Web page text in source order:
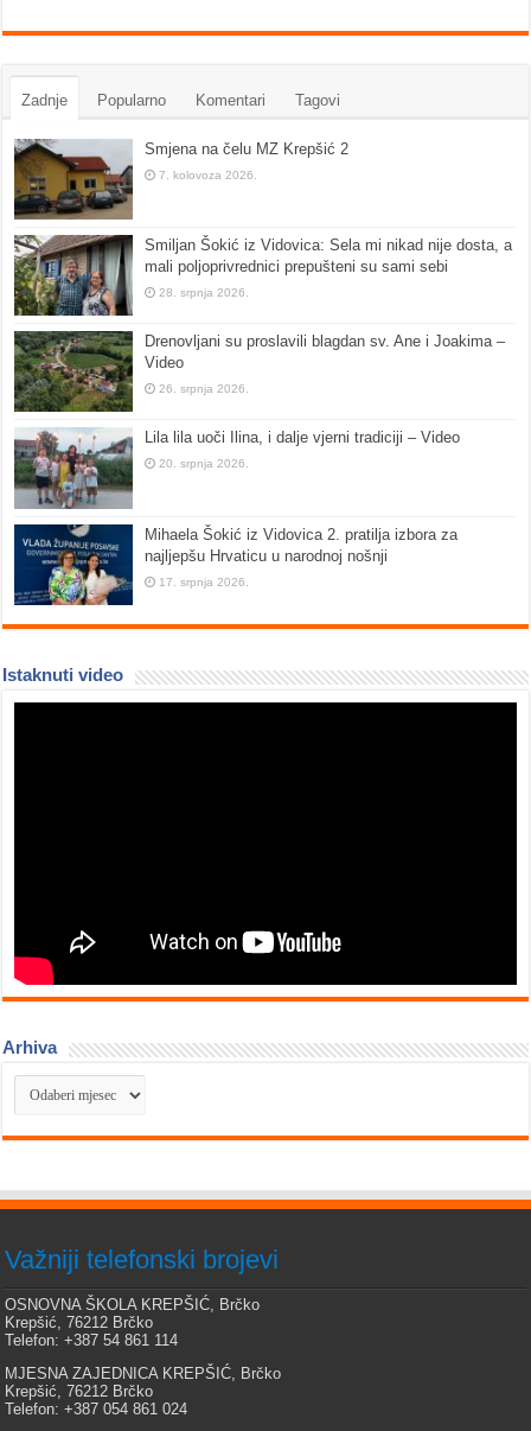
Zadnje Popularno Komentari Tagovi
Smjena na čelu MZ Krepšić 2
7. kolovoza 2026.
Smiljan Šokić iz Vidovica: Sela mi nikad nije dosta, a
mali poljoprivrednici prepušteni su sami sebi
28. srpnja 2026.
Drenovljani su proslavili blagdan sv. Ane i Joakima –
Video
26. srpnja 2026.
Lila lila uoči Ilina, i dalje vjerni tradiciji – Video
20. srpnja 2026.
Mihaela Šokić iz Vidovica 2. pratilja izbora za
najljepšu Hrvaticu u narodnoj nošnji
17. srpnja 2026.
Istaknuti video
Arhiva
Arhiva
Važniji telefonski brojevi
OSNOVNA ŠKOLA KREPŠIĆ, Brčko
Krepšić, 76212 Brčko
Telefon: +387 54 861 114
MJESNA ZAJEDNICA KREPŠIĆ, Brčko
Krepšić, 76212 Brčko
Telefon: +387 054 861 024